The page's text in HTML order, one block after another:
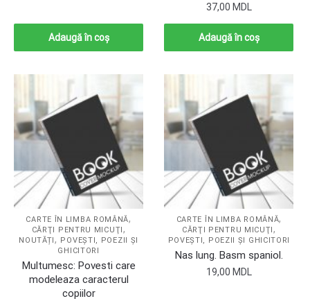
Adaugă în coș
37,00 MDL
Adaugă în coș
CARTE ÎN LIMBA ROMÂNĂ,
CĂRŢI PENTRU MICUŢI ,
NOUTĂȚI,
POVEŞTI, POEZII ŞI
GHICITORI
Multumesc: Povesti care
modeleaza caracterul
copiilor
CARTE ÎN LIMBA ROMÂNĂ,
CĂRŢI PENTRU MICUŢI,
POVEŞTI, POEZII ŞI GHICITORI
Nas lung. Basm spaniol.
19,00 MDL